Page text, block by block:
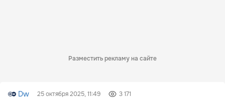
Разместить рекламу на сайте
Dw 25 октября 2025, 11:49 3 171